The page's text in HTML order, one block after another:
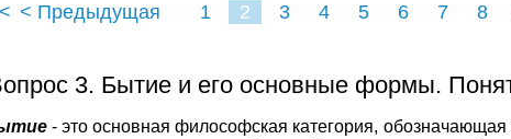
< Предыдущая 1 2 3 4 5 6 7 8
3. Бытие и его основные формы.
- это основная философская категория,